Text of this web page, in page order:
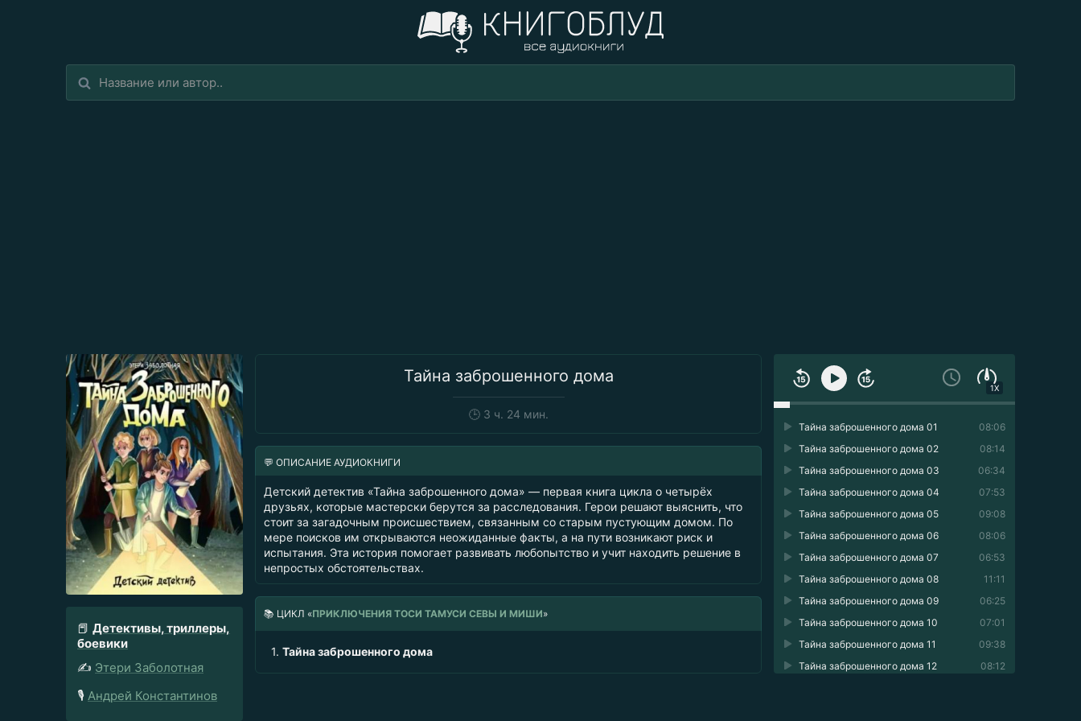
Тайна заброшенного дома
🕒3 ч. 24 мин.
📕 Детективы, триллеры,
боевики
✍️ Этери Заболотная
🎙️ Андрей Константинов
1X
08:06
Тайна заброшенного дома 01
08:14
Тайна заброшенного дома 02
06:34
Тайна заброшенного дома 03
07:53
Тайна заброшенного дома 04
09:08
Тайна заброшенного дома 05
08:06
Тайна заброшенного дома 06
06:53
Тайна заброшенного дома 07
11:11
Тайна заброшенного дома 08
06:25
Тайна заброшенного дома 09
07:01
Тайна заброшенного дома 10
09:38
Тайна заброшенного дома 11
08:12
Тайна заброшенного дома 12
💬 ОПИСАНИЕ АУДИОКНИГИ
Детский детектив «Тайна заброшенного дома» — первая книга цикла о четырёх
друзьях, которые мастерски берутся за расследования. Герои решают выяснить, что
стоит за загадочным происшествием, связанным со старым пустующим домом. По
мере поисков им открываются неожиданные факты, а на пути возникают риск и
испытания. Эта история помогает развивать любопытство и учит находить решение в
непростых обстоятельствах.
📚 ЦИКЛ «ПРИКЛЮЧЕНИЯ ТОСИ ТАМУСИ СЕВЫ И МИШИ»
1. Тайна заброшенного дома